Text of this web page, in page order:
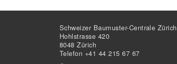
Schweizer Baumuster-Centrale Zürich
Hohlstrasse 420
8048 Zürich
Telefon +41 44 215 67 67